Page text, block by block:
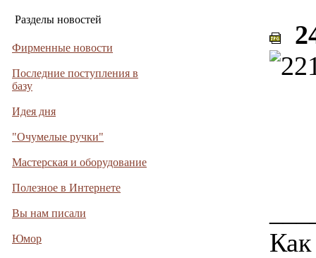
Разделы новостей
Фирменные новости
Последние поступления в
базу
Идея дня
"Очумелые ручки"
Мастерская и оборудование
Полезное в Интернете
Вы нам писали
Юмор